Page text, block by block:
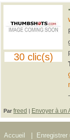
30 clic(s)
-
Par freed | Envoyer à un
Accueil Enregistrer